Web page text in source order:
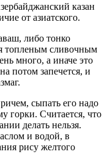
казан
от азиатского.
либо тонко
топленым сливочным
много, а иначе это
потом запечется, и
сыпать его надо
горки. Считается, что
делать нельзя.
и водой, в
рису желтого